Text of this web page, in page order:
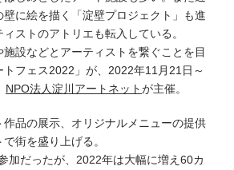
に絵を描く「淀壁プロジェクト」も進
ストのアトリエも転入している。
設などとアーティストを繋ぐことを目
トフェス2022」が、2022年11月21日～
NPO法人淀川アートネットが主催。
品の展示、オリジナルメニューの提供
街を盛り上げる。
加だったが、2022年は大幅に増え60カ